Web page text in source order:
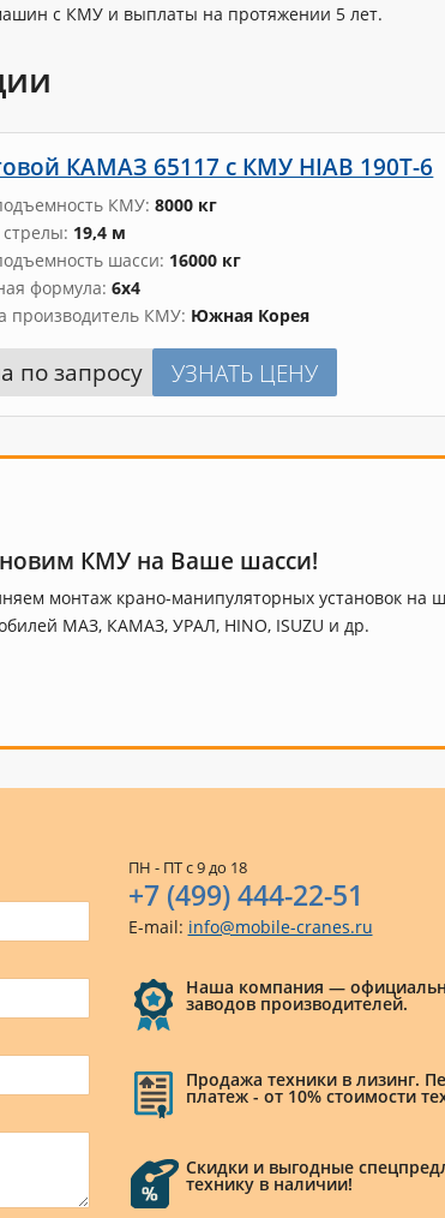
с КМУ и выплаты на протяжении 5 лет.
КАМАЗ 65117 с КМУ HIAB 190Т-6
КМУ 8000 кг
19,4 м
шасси 16000 кг
формула 6х4
производитель КМУ Южная Корея
по запросу УЗНАТЬ ЦЕНУ
КМУ на Ваше шасси!
монтаж крано-манипуляторных установок на
МАЗ, КАМАЗ, УРАЛ, HINO, ISUZU и др.
ПН - ПТ с 9 до 18
+7 (499) 444-22-51
E-mail: info@mobile-cranes.ru
Наша компания —
заводов производителей.
Продажа техники в лизинг.
платеж - от 10% стоимости
Скидки и выгодные
технику в наличии!